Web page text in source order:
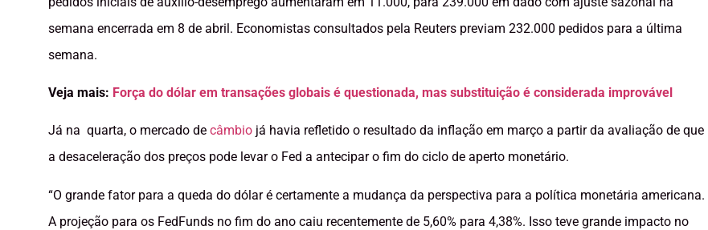
semana encerrada em 8 de abril. Economistas consultados pela Reuters previam 232.000 pedidos para a última
semana.
Veja mais: Força do dólar em transações globais é questionada, mas substituição é considerada improvável
Já na quarta, o mercado de câmbio já havia refletido o resultado da inflação em março a partir da avaliação de que
a desaceleração dos preços pode levar o Fed a antecipar o fim do ciclo de aperto monetário.
“O grande fator para a queda do dólar é certamente a mudança da perspectiva para a política monetária americana.
A projeção para os FedFunds no fim do ano caiu recentemente de 5,60% para 4,38%. Isso teve grande impacto no